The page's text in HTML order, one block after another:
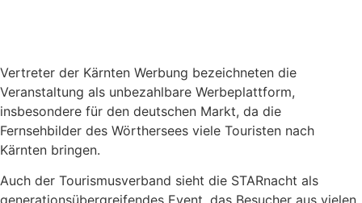
Vertreter der Kärnten Werbung bezeichneten die
Veranstaltung als unbezahlbare Werbeplattform,
insbesondere für den deutschen Markt, da die
Fernsehbilder des Wörthersees viele Touristen nach
Kärnten bringen.
Auch der Tourismusverband sieht die STARnacht als